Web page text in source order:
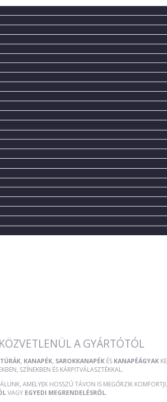
A GYÁRTÓTÓL
, KANAPÉK, SAROKKANAPÉK ÉS KANAPÉÁGYAK
SZÍNEKBEN ÉS KÁRPITVÁLASZTÉKKAL.
AMELYEK HOSSZÚ TÁVON IS MEGŐRZIK
VAGY EGYEDI MEGRENDELÉSRŐL.